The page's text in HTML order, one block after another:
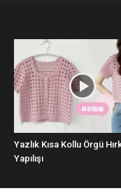
Yazlık Kısa Kollu Örgü
Yapılışı